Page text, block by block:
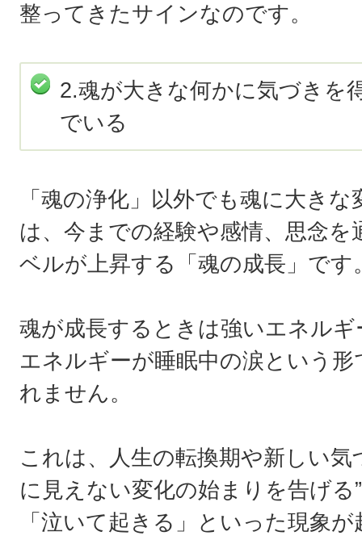
整ってきたサインなのです。
2.魂が大きな何かに気づきを
でいる
「魂の浄化」以外でも魂に大き
は、今までの経験や感情、思念
ベルが上昇する「魂の成長」です
魂が成長するときは強いエネル
エネルギーが睡眠中の涙という
れません。
これは、人生の転換期や新しい
に見えない変化の始まりを告げる
「泣いて起きる」といった現象